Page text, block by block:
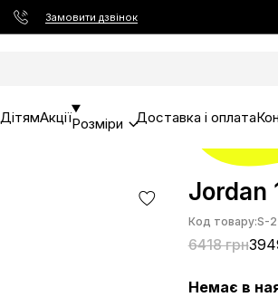
Замовити дзвінок
ДітямАкціїРозміри Доставка і оплата
Jordan
Код товару:S-
6418 грн
Немає в